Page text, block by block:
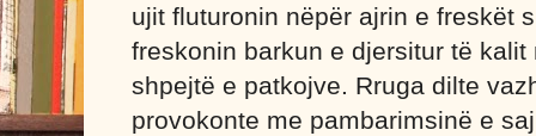
ujit fluturonin nëpër ajrin e freskët
freskonin barkun e djersitur të
shpejtë e patkojve. Rruga dilte
provokonte me pambarimsinë e